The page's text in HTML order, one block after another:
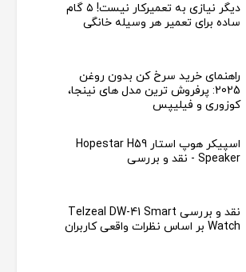
دیگر نیازی به تعمیرکار نیست! ۵ گام
ساده برای تعمیر هر وسیله خانگی
راهنمای خرید سرخ کن بدون روغن
2025: پرفروش ترین مدل های نینجا،
کوزوری و فیلیپس
اسپیکر هوپ استار Hopestar H59
Speaker - نقد و بررسی
نقد و بررسی Telzeal DW-41 Smart
Watch بر اساس نظرات واقعی کاربران